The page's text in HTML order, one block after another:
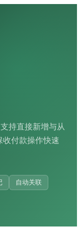
持直接新增与从
付款操作快速
自动关联